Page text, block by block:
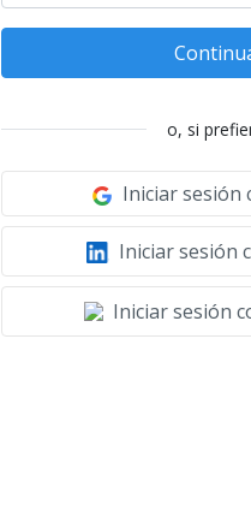
o, si
Iniciar sesión
Iniciar sesión
Iniciar sesión